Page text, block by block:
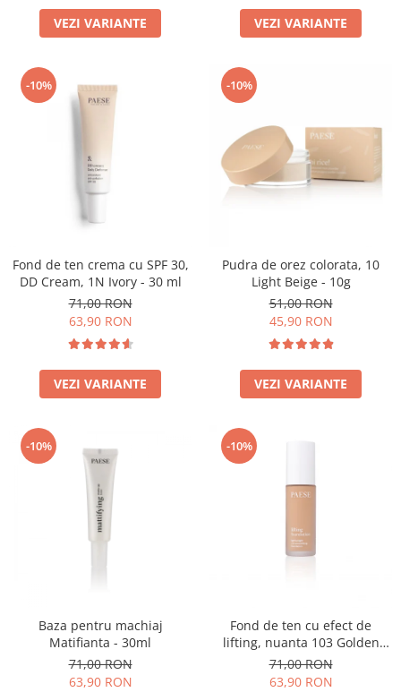
VEZI VARIANTE VEZI VARIANTE
-10%
Fond de ten crema cu SPF 30,
DD Cream, 1N Ivory - 30 ml
71,00 RON
63,90 RON
VEZI VARIANTE
-10%
Pudra de orez colorata, 10
Light Beige - 10g
51,00 RON
45,90 RON
VEZI VARIANTE
-10%
Baza pentru machiaj
Matifianta - 30ml
71,00 RON
63,90 RON
-10%
Fond de ten cu efect de
lifting, nuanta 103 Golden
Beige - 30ml
71,00 RON
63,90 RON